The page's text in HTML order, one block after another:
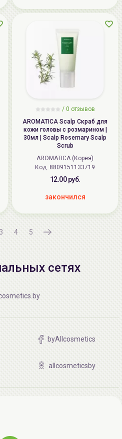
/ 0 отзывов
AROMATICA Scalp Скраб для
кожи головы с розмарином |
30мл | Scalp Rosemary Scalp
Scrub
AROMATICA (Корея)
Код: 8809151133719
12.00 руб.
закончился
3 4 5
сетях
byAllcosmetics
allcosmeticsby